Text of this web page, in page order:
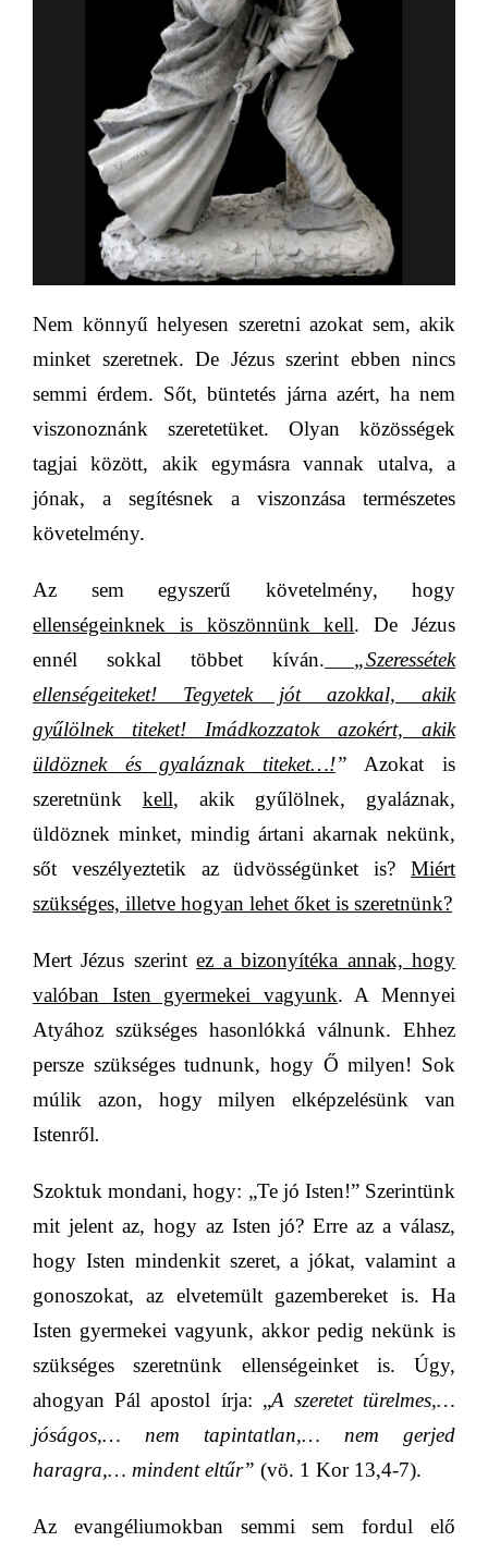
Nem könnyű helyesen szeretni azokat sem, akik
minket szeretnek. De Jézus szerint ebben nincs
semmi érdem. Sőt, büntetés járna azért, ha nem
viszonoznánk szeretetüket. Olyan közösségek
tagjai között, akik egymásra vannak utalva, a
jónak, a segítésnek a viszonzása természetes
követelmény.
Az sem egyszerű követelmény, hogy
ellenségeinknek is köszönnünk kell. De Jézus
ennél sokkal többet kíván.
„Szeressétek
ellenségeiteket! Tegyetek jót azokkal, akik
gyűlölnek titeket! Imádkozzatok azokért, akik
üldöznek és gyaláznak titeket…!” Azokat is
szeretnünk kell, akik gyűlölnek, gyaláznak,
üldöznek minket, mindig ártani akarnak nekünk,
sőt veszélyeztetik az üdvösségünket is? Miért
szükséges, illetve hogyan lehet őket is szeretnünk?
Mert Jézus szerintez a bizonyítéka annak, hogy
valóban Isten gyermekei vagyunk. A Mennyei
Atyához szükséges hasonlókká válnunk. Ehhez
persze szükséges tudnunk, hogy Ő milyen! Sok
múlik azon, hogy milyen elképzelésünk van
Istenről.
Szoktuk mondani, hogy: „Te jó Isten!”Szerintünk
mit jelent az, hogy az Isten jó? Erre az a válasz,
hogy Isten mindenkit szeret, a jókat, valamint a
gonoszokat, az elvetemült gazembereket is. Ha
Isten gyermekei vagyunk, akkor pedig nekünk is
szükséges szeretnünk ellenségeinket is. Úgy,
ahogyan Pál apostol írja: „A szeretet türelmes,…
jóságos,… nem tapintatlan,… nem gerjed
haragra,… mindent eltűr” (vö. 1 Kor 13,4-7).
Az evangéliumokban semmi sem fordul elő